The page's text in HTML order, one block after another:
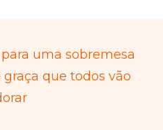
uma sobremesa
que todos vão